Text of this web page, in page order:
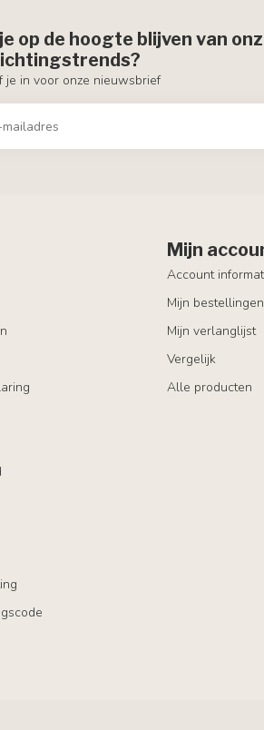
op de hoogte blijven van
je in voor onze nieuwsbrief
Mijn
Account
Mijn bestellingen
Mijn verlanglijst
Vergelijk
Alle producten